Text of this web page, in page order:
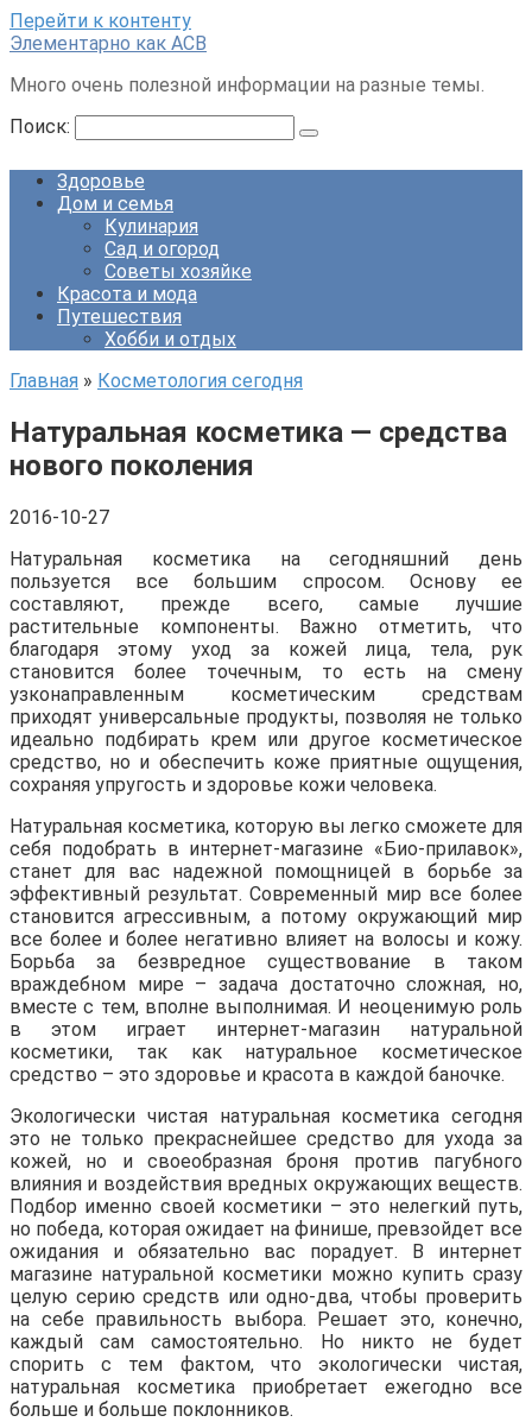
Перейти к контенту
Элементарно как ACB
Много очень полезной информации на разные темы.
Поиск:
Здоровье
Дом и семья
Кулинария
Сад и огород
Советы хозяйке
Красота и мода
Путешествия
Хобби и отдых
Главная » Косметология сегодня
Натуральная косметика — средства
нового поколения
2016-10-27
Натуральная косметика на сегодняшний день
пользуется все большим спросом. Основу ее
составляют, прежде всего, самые лучшие
растительные компоненты. Важно отметить, что
благодаря этому уход за кожей лица, тела, рук
становится более точечным, то есть на смену
узконаправленным косметическим средствам
приходят универсальные продукты, позволяя не только
идеально подбирать крем или другое косметическое
средство, но и обеспечить коже приятные ощущения,
сохраняя упругость и здоровье кожи человека.
Натуральная косметика, которую вы легко сможете для
себя подобрать в интернет-магазине «Био-прилавок»,
станет для вас надежной помощницей в борьбе за
эффективный результат. Современный мир все более
становится агрессивным, а потому окружающий мир
все более и более негативно влияет на волосы и кожу.
Борьба за безвредное существование в таком
враждебном мире – задача достаточно сложная, но,
вместе с тем, вполне выполнимая. И неоценимую роль
в этом играет интернет-магазин натуральной
косметики, так как натуральное косметическое
средство – это здоровье и красота в каждой баночке.
Экологически чистая натуральная косметика сегодня
это не только прекраснейшее средство для ухода за
кожей, но и своеобразная броня против пагубного
влияния и воздействия вредных окружающих веществ.
Подбор именно своей косметики – это нелегкий путь,
но победа, которая ожидает на финише, превзойдет все
ожидания и обязательно вас порадует. В интернет
магазине натуральной косметики можно купить сразу
целую серию средств или одно-два, чтобы проверить
на себе правильность выбора. Решает это, конечно,
каждый сам самостоятельно. Но никто не будет
спорить с тем фактом, что экологически чистая,
натуральная косметика приобретает ежегодно все
больше и больше поклонников.